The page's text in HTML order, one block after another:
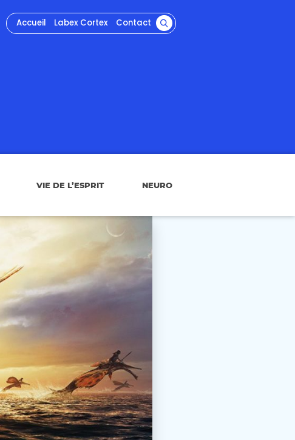
Accueil Labex Cortex Contact
VIE DE L’ESPRIT NEURO